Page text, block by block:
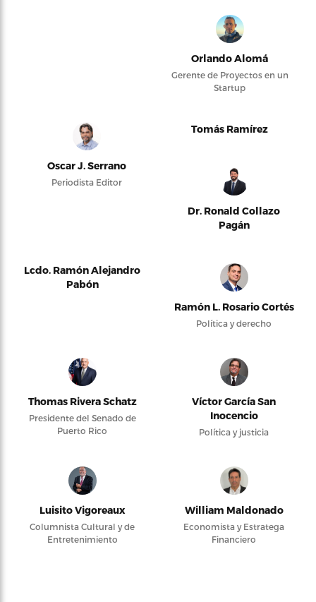
Orlando Alomá
Gerente de Proyectos en un
Startup
Oscar J. Serrano
Periodista Editor
Tomás Ramírez
Dr. Ronald Collazo
Pagán
Lcdo. Ramón Alejandro
Pabón
Ramón L. Rosario Cortés
Política y derecho
Thomas Rivera Schatz
Presidente del Senado de
Puerto Rico
Víctor García San
Inocencio
Política y justicia
Luisito Vigoreaux
Columnista Cultural y de
Entretenimiento
William Maldonado
Economista y Estratega
Financiero